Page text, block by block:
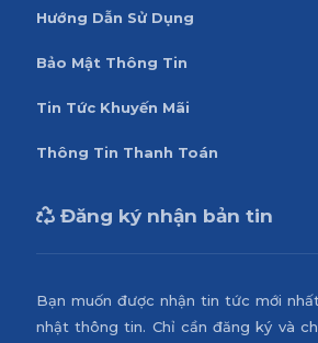
Hướng Dẫn Sử Dụng
Bảo Mật Thông Tin
Tin Tức Khuyến Mãi
Thông Tin Thanh Toán
Đăng ký nhận bản tin
Bạn muốn được nhận tin tức mới
nhật thông tin. Chỉ cần đăng ký và